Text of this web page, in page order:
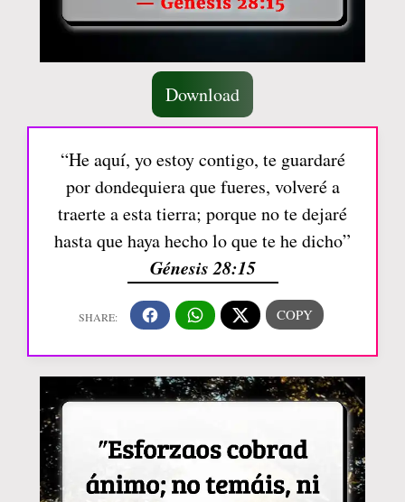
Download
“He aquí, yo estoy contigo, te guardaré
por dondequiera que fueres, volveré a
traerte a esta tierra; porque no te dejaré
hasta que haya hecho lo que te he dicho”
Génesis 28:15